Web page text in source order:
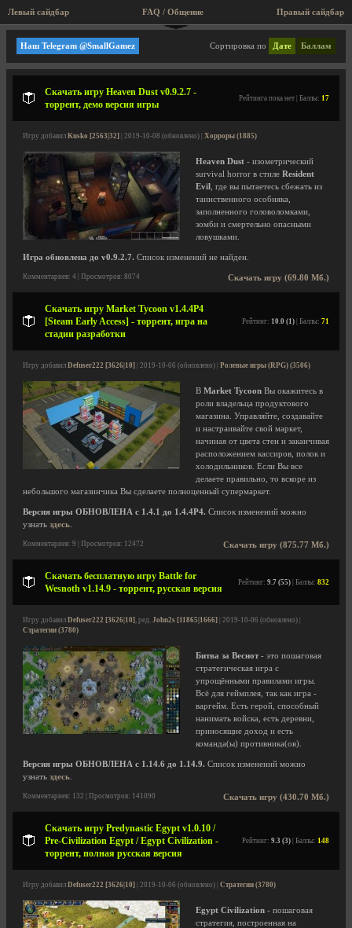
Левый сайдбар Правый сайдбар
FAQ / Общение
Мини игры, аркады, старые игры!
Сортировка по Дате Баллам
Наш Telegram @SmallGamez
Скачать игру Heaven Dust v0.9.2.7 -
торрент, демо версия игры
Рейтинга пока нет | Баллы: 17
Игру добавил Kusko [2563|32] | 2019-10-08 (обновлено) | Хорроры (1885)
Heaven Dust - изометрический
survival horror в стиле Resident
Evil
, где вы пытаетесь сбежать из
таинственного особняка,
заполненного головоломками,
зомби и смертельно опасными
ловушками.
Игра обновлена до v0.9.2.7. Список изменений не найден.
Скачать игру (69.80 Мб.)
Комментариев: 4 | Просмотров: 8074
Скачать игру Market Tycoon v1.4.4P4
[Steam Early Access] - торрент, игра на
стадии разработки
Рейтинг: 10.0 (1) | Баллы: 71
Игру добавил Defuser222 [3626|10] | 2019-10-06 (обновлено) | Ролевые игры (RPG) (3506)
В Market Tycoon Вы окажитесь в
роли владельца продуктового
магазина. Управляйте, создавайте
и настраивайте свой маркет,
начиная от цвета стен и заканчивая
расположением кассиров, полок и
холодильников. Если Вы все
делаете правильно, то вскоре из
небольшого магазинчика Вы сделаете полноценный супермаркет.
Версия игры ОБНОВЛЕНА с 1.4.1 до 1.4.4P4. Список изменений можно
узнать здесь
Скачать игру (875.77 Мб.)
Комментариев: 9 | Просмотров: 12472
Скачать бесплатную игру Battle for
Wesnoth v1.14.9 - торрент, русская версия
Рейтинг: 9.7 (55) | Баллы: 832
Игру добавил Defuser222 [3626|10], ред. John2s [11865|1666] | 2019-10-06 (обновлено) |
Стратегии (3780)
Битва за Веснот- это пошаговая
стратегическая игра с
упрощёнными правилами игры.
Всё для геймплея, так как игра -
варгейм. Есть герой, способный
нанимать войска, есть деревни,
приносящие доход и есть
команда(ы) противника(ов).
Версия игры ОБНОВЛЕНА с 1.14.6 до 1.14.9. Список изменений можно
узнать здесь
Скачать игру (430.70 Мб.)
Комментариев: 132 | Просмотров: 141090
Скачать игру Predynastic Egypt v1.0.10 /
Pre-Civilization Egypt / Egypt Civilization -
торрент, полная русская версия
Рейтинг: 9.3 (3) | Баллы: 148
Игру добавил Defuser222 [3626|10] | 2019-10-06 (обновлено) | Стратегии (3780)
Egypt Civilization - пошаговая
стратегия, построенная на